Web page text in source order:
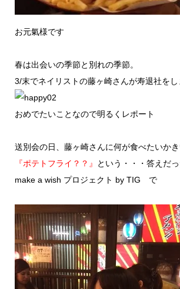
お元氣様です
春は出会いの季節と別れの季節。
3/末でネイリストの藤ヶ崎さんが寿退社をし
おめでたいことなので明るくレポート
送別会の日、藤ヶ崎さんに何が食べたいか
『ポテトフライ？？』
という・・・答えだ
make a wish プロジェクト by TIG で